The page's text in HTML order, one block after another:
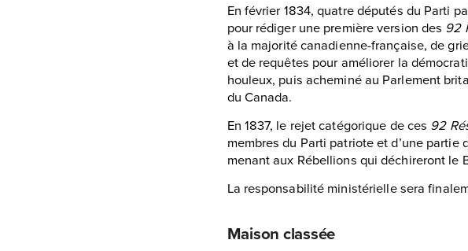
En février 1834, quatre députés du Parti
pour rédiger une première version des 92
à la majorité canadienne-française, de
et de requêtes pour améliorer la
houleux, puis acheminé au Parlement
du Canada.
En 1837, le rejet catégorique de ces 92
membres du Parti patriote et d’une
menant aux Rébellions qui déchireront le
La responsabilité ministérielle sera
Maison classée